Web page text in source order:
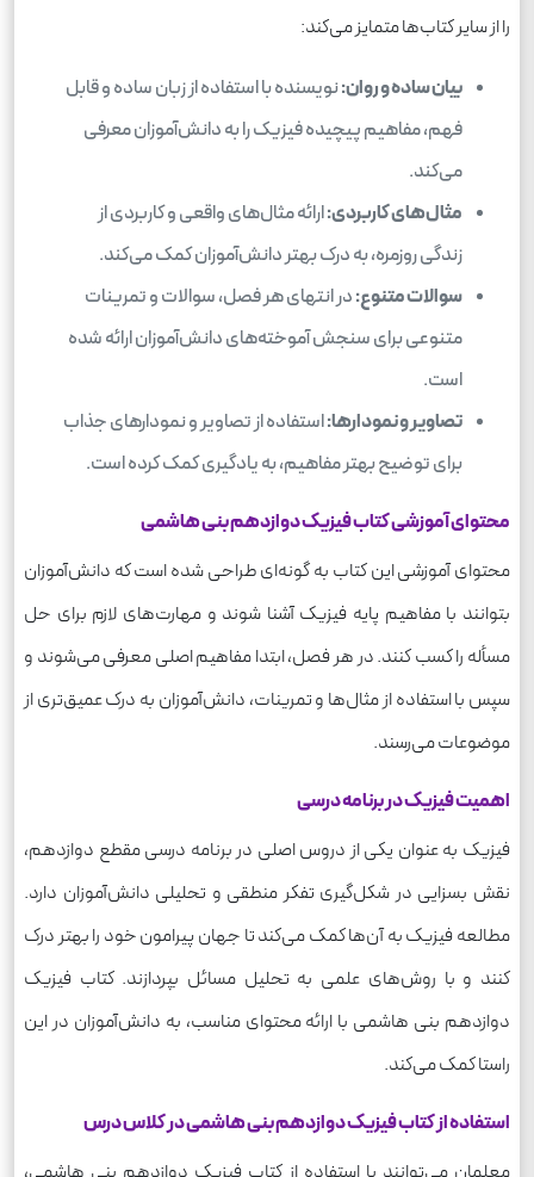
را از سایر کتاب‌ها متمایز می‌کند:
بیان ساده و روان:نویسنده با استفاده از زبان ساده و قابل
فهم، مفاهیم پیچیده فیزیک را به دانش‌آموزان معرفی
می‌کند.
مثال‌های کاربردی:ارائه مثال‌های واقعی و کاربردی از
زندگی روزمره، به درک بهتر دانش‌آموزان کمک می‌کند.
سوالات متنوع:در انتهای هر فصل، سوالات و تمرینات
متنوعی برای سنجش آموخته‌های دانش‌آموزان ارائه شده
است.
تصاویر و نمودارها:استفاده از تصاویر و نمودارهای جذاب
برای توضیح بهتر مفاهیم، به یادگیری کمک کرده است.
محتوای آموزشی کتاب فیزیک دوازدهم بنی هاشمی
محتوای آموزشی این کتاب به گونه‌ای طراحی شده است که دانش‌آموزان
بتوانند با مفاهیم پایه فیزیک آشنا شوند و مهارت‌های لازم برای حل
مسأله را کسب کنند. در هر فصل، ابتدا مفاهیم اصلی معرفی می‌شوند و
سپس با استفاده از مثال‌ها و تمرینات، دانش‌آموزان به درک عمیق‌تری از
موضوعات می‌رسند.
اهمیت فیزیک در برنامه درسی
فیزیک به عنوان یکی از دروس اصلی در برنامه درسی مقطع دوازدهم،
نقش بسزایی در شکل‌گیری تفکر منطقی و تحلیلی دانش‌آموزان دارد.
مطالعه فیزیک به آن‌ها کمک می‌کند تا جهان پیرامون خود را بهتر درک
کنند و با روش‌های علمی به تحلیل مسائل بپردازند. کتاب فیزیک
دوازدهم بنی هاشمی با ارائه محتوای مناسب، به دانش‌آموزان در این
راستا کمک می‌کند.
استفاده از کتاب فیزیک دوازدهم بنی هاشمی در کلاس درس